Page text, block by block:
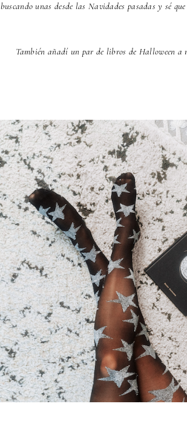
buscando unas desde las Navidades pasadas y sé
También añadí un par de libros de Halloween a